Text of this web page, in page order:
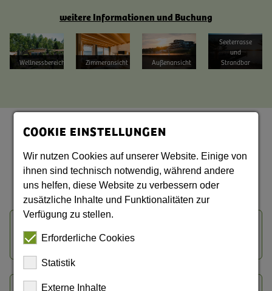
weitere Informationen und Buchung
Bild vergrößern
Wellnessbereich
Bild vergrößern
Zimmeransicht
Bild vergrößern
Außenansicht
Bild vergrößern
Seeterrasse
und
Strandbar
Fragen und Antworten
Wie ist die Routenführung des Oder-Neiße-
Radweges?
COOKIE EINSTELLUNGEN
Wir nutzen Cookies auf unserer Website. Einige von
ihnen sind technisch notwendig, während andere
uns helfen, diese Website zu verbessern oder
zusätzliche Inhalte und Funktionalitäten zur
Verfügung zu stellen.
Erforderliche Cookies
Statistik
Externe Inhalte